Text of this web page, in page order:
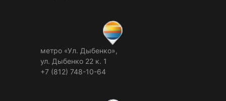
метро «Ул. Дыбенко»,
ул. Дыбенко 22 к. 1
+7 (812) 748-10-64